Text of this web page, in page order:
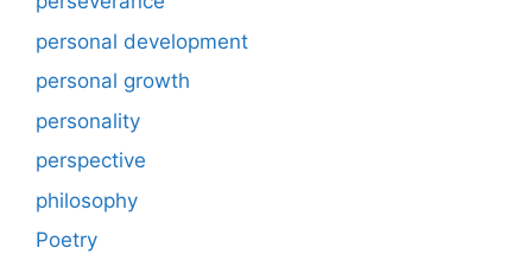
personal development
personal growth
personality
perspective
philosophy
Poetry